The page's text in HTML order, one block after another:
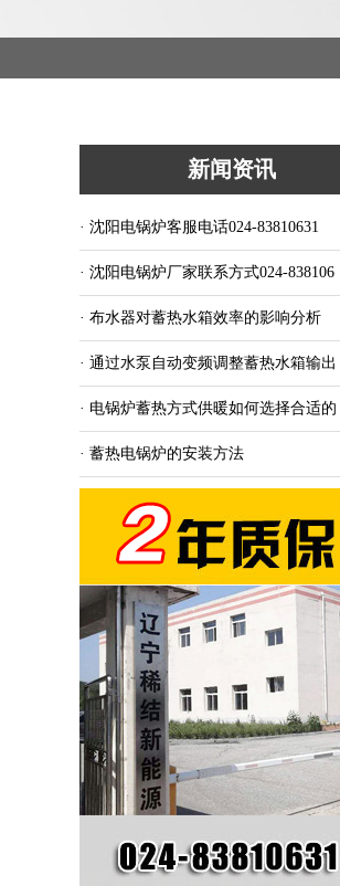
新闻资讯
· 沈阳电锅炉客服电话024-83810631
· 沈阳电锅炉厂家联系方式024-838106
· 布水器对蓄热水箱效率的影响分析
· 通过水泵自动变频调整蓄热水箱输出
· 电锅炉蓄热方式供暖如何选择合适的
· 蓄热电锅炉的安装方法